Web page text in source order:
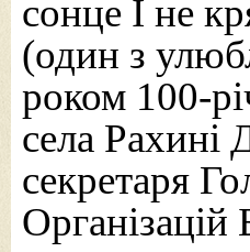
сонце І не
(один з
роком 100-
села
секретаря
Організацій